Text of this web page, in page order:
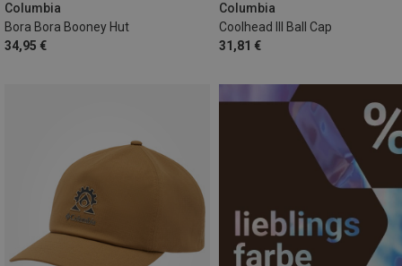
Columbia
Bora Bora Booney Hut
34,95 €
Columbia
Coolhead III Ball Cap
31,81 €